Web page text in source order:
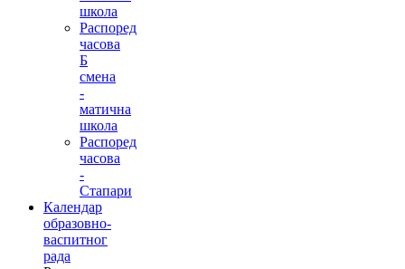
школа
Распоред
часова
Б
смена
-
матична
школа
Распоред
часова
-
Стапари
Календар
образовно-
васпитног
рада